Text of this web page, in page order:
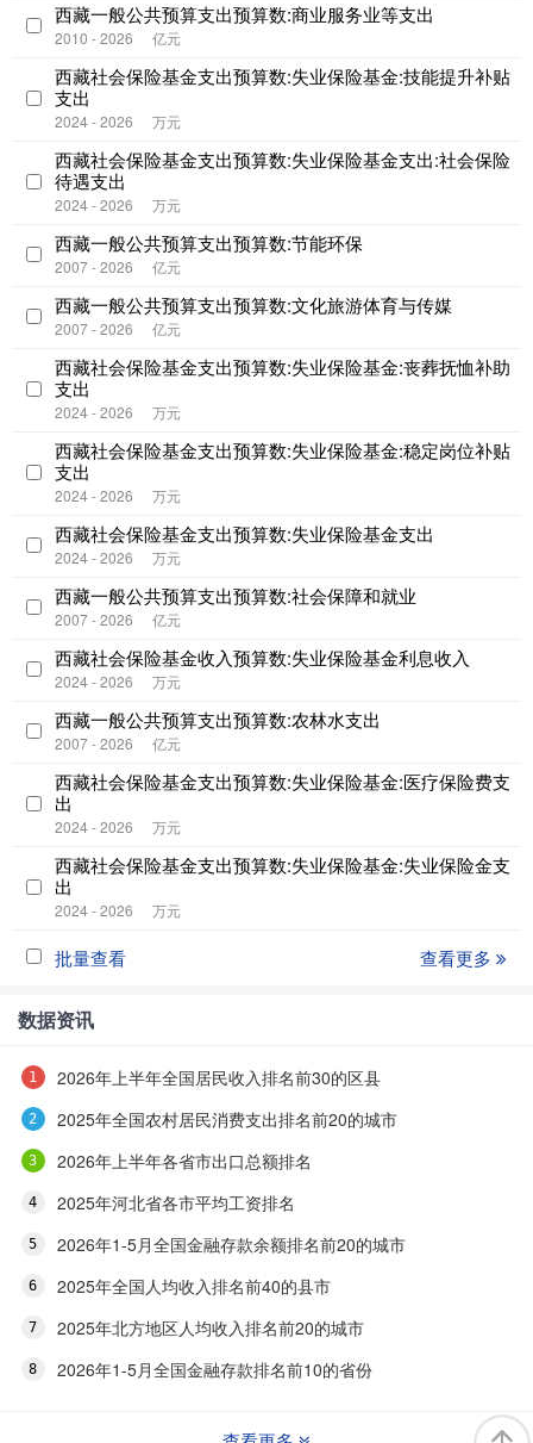
西藏一般公共预算支出预算数:商业服务业等支出
2010 - 2026 亿元
西藏社会保险基金支出预算数:失业保险基金:技能提升补贴
支出
2024 - 2026 万元
西藏社会保险基金支出预算数:失业保险基金支出:社会保险
待遇支出
2024 - 2026 万元
西藏一般公共预算支出预算数:节能环保
2007 - 2026 亿元
西藏一般公共预算支出预算数:文化旅游体育与传媒
2007 - 2026 亿元
西藏社会保险基金支出预算数:失业保险基金:丧葬抚恤补助
支出
2024 - 2026 万元
西藏社会保险基金支出预算数:失业保险基金:稳定岗位补贴
支出
2024 - 2026 万元
西藏社会保险基金支出预算数:失业保险基金支出
2024 - 2026 万元
西藏一般公共预算支出预算数:社会保障和就业
2007 - 2026 亿元
西藏社会保险基金收入预算数:失业保险基金利息收入
2024 - 2026 万元
西藏一般公共预算支出预算数:农林水支出
2007 - 2026 亿元
西藏社会保险基金支出预算数:失业保险基金:医疗保险费支
出
2024 - 2026 万元
西藏社会保险基金支出预算数:失业保险基金:失业保险金支
出
2024 - 2026 万元
批量查看 查看更多
数据资讯
2026年上半年全国居民收入排名前30的区县
2025年全国农村居民消费支出排名前20的城市
2026年上半年各省市出口总额排名
2025年河北省各市平均工资排名
2026年1-5月全国金融存款余额排名前20的城市
2025年全国人均收入排名前40的县市
2025年北方地区人均收入排名前20的城市
2026年1-5月全国金融存款排名前10的省份